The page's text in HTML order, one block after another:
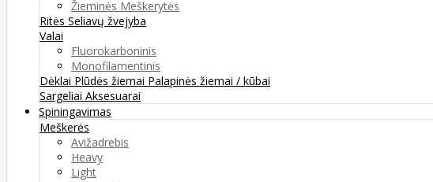
Žieminės Meškerytės
Ritės Seliavų žvejyba
Valai
Fluorokarboninis
Monofilamentinis
Dėklai Plūdės žiemai Palapinės žiemai / kūbai
Sargeliai Aksesuarai
Spiningavimas
Meškerės
Avižadrebis
Heavy
Light